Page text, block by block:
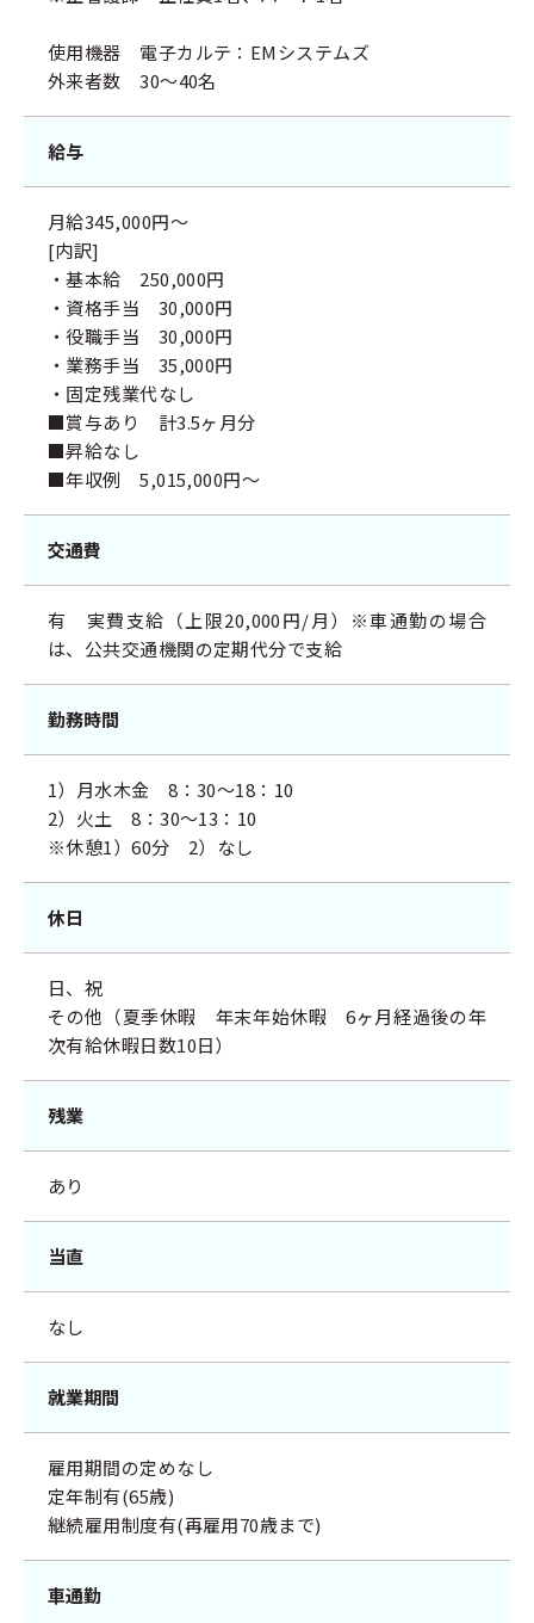
使用機器 電子カルテ：EMシステムズ
外来者数 30～40名
給与
月給345,000円～
[内訳]
・基本給 250,000円
・資格手当 30,000円
・役職手当 30,000円
・業務手当 35,000円
・固定残業代なし
■賞与あり 計3.5ヶ月分
■昇給なし
■年収例 5,015,000円～
交通費
有 実費支給（上限20,000円/月）※車通勤の場合
は、公共交通機関の定期代分で支給
勤務時間
1）月水木金 8：30～18：10
2）火土 8：30～13：10
※休憩1）60分 2）なし
休日
日、祝
その他（夏季休暇 年末年始休暇 6ヶ月経過後の年
次有給休暇日数10日）
残業
あり
当直
なし
就業期間
雇用期間の定めなし
定年制有(65歳)
継続雇用制度有(再雇用70歳まで)
車通勤